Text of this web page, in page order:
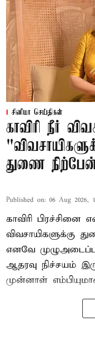
சினிமா செய்திகள்
காவிரி நீர்
துணை
Published on: 06 Aug 2026,
காவிரி பிரச்சினை
விவசாயிகளுக்கு
எனவே
ஆதரவு நிச்சயம்
முன்னாள்